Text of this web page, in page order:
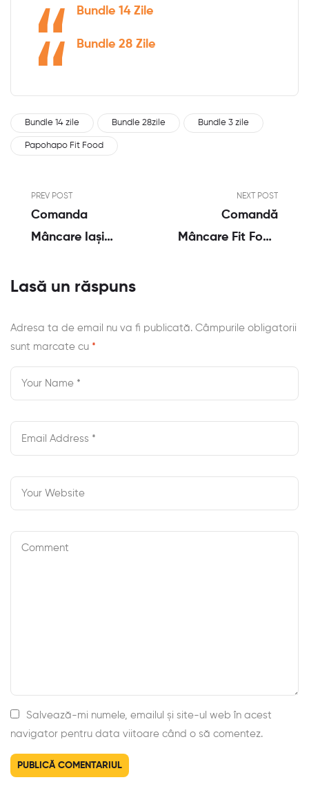
Bundle 14 Zile
Bundle 28 Zile
Bundle 14 zile Bundle 28zile Bundle 3 zile
Papohapo Fit Food
PREV POST
Comanda
Mâncare Iași
NEXT POST
Comandă
Mâncare Fit Food
Locker
Lasă un răspuns
Adresa ta de email nu va fi publicată. Câmpurile obligatorii
sunt marcate cu *
Salvează-mi numele, emailul și site-ul web în acest
navigator pentru data viitoare când o să comentez.